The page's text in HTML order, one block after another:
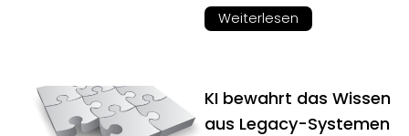
Weiterlesen
KI bewahrt das Wissen
aus Legacy-Systemen